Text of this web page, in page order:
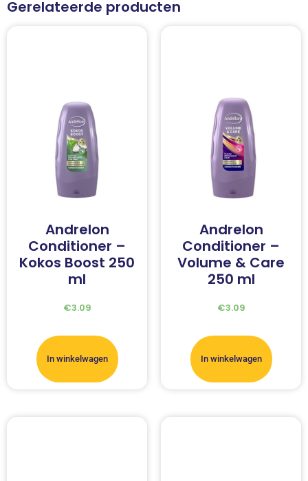
Gerelateerde producten
Andrelon
Conditioner –
Kokos Boost 250
ml
€3.09
In winkelwagen
Andrelon
Conditioner –
Volume & Care
250 ml
€3.09
In winkelwagen